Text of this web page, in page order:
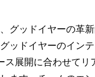
グッドイヤーの革
ッドイヤーのイン
展開に合わせてリ